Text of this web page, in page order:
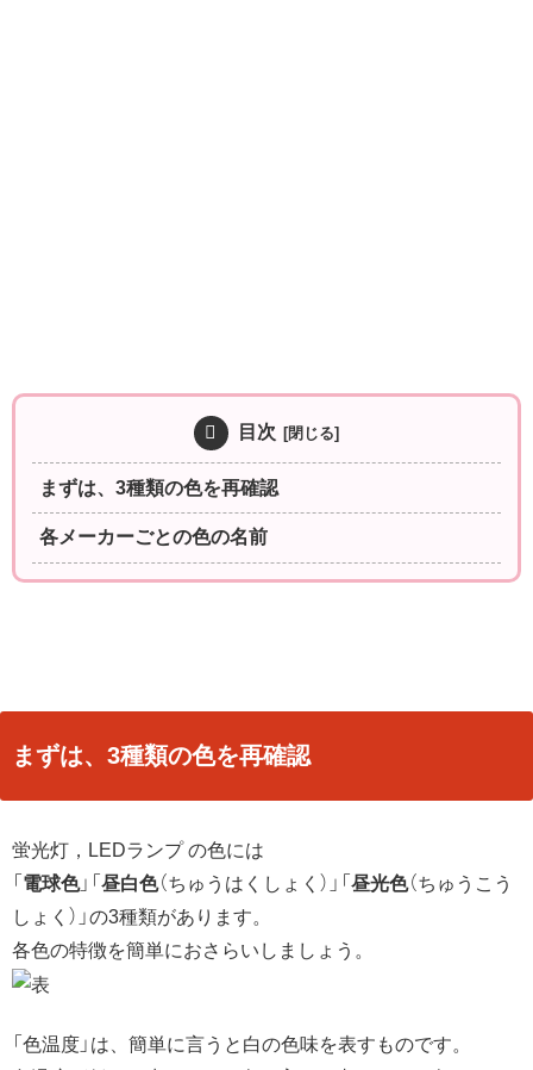
目次
まずは、3種類の色を再確認
各メーカーごとの色の名前
まずは、3種類の色を再確認
蛍光灯，LEDランプ の色には
「 電球色」「 昼白色（ちゅうはくしょく）」「 昼光色（ちゅうこう
しょく）」の3種類があります。
各色の特徴を簡単におさらいしましょう。
「色温度」は、簡単に言うと白の色味を表すものです。